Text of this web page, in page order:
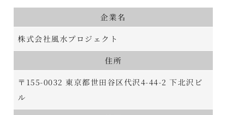
企業名
株式会社風水プロジェクト
住所
〒155-0032 東京都世田谷区代沢4-44-2 下北沢ビ
ル